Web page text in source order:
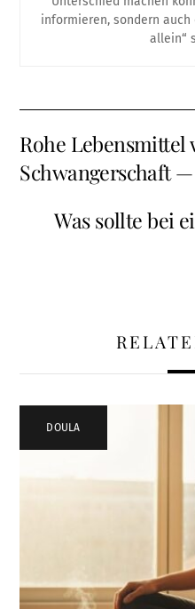
informieren, sondern
allein“
Rohe Lebensmittel
Schwangerschaft
Was sollte bei
DOULA